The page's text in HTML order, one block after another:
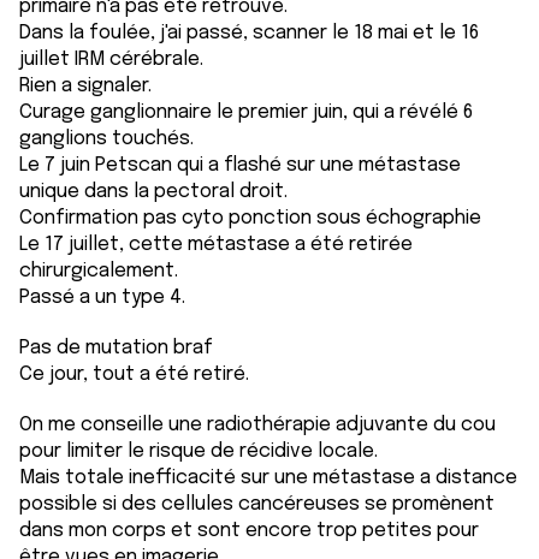
primaire n'a pas été retrouvé.
Dans la foulée, j'ai passé, scanner le 18 mai et le 16
juillet IRM cérébrale.
Rien a signaler.
Curage ganglionnaire le premier juin, qui a révélé 6
ganglions touchés.
Le 7 juin Petscan qui a flashé sur une métastase
unique dans la pectoral droit.
Confirmation pas cyto ponction sous échographie
Le 17 juillet, cette métastase a été retirée
chirurgicalement.
Passé a un type 4.
Pas de mutation braf
Ce jour, tout a été retiré.
On me conseille une radiothérapie adjuvante du cou
pour limiter le risque de récidive locale.
Mais totale inefficacité sur une métastase a distance
possible si des cellules cancéreuses se promènent
dans mon corps et sont encore trop petites pour